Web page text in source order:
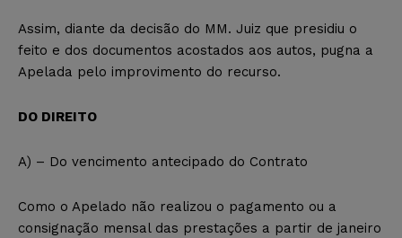
Assim, diante da decisão do MM. Juiz que presidiu o
feito e dos documentos acostados aos autos, pugna a
Apelada pelo improvimento do recurso.
DO DIREITO
A) – Do vencimento antecipado do Contrato
Como o Apelado não realizou o pagamento ou a
consignação mensal das prestações a partir de janeiro